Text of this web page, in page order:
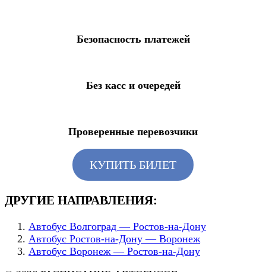
Безопасность платежей
Без касс и очередей
Проверенные перевозчики
КУПИТЬ БИЛЕТ
ДРУГИЕ НАПРАВЛЕНИЯ:
Автобус Волгоград — Ростов-на-Дону
Автобус Ростов-на-Дону — Воронеж
Автобус Воронеж — Ростов-на-Дону